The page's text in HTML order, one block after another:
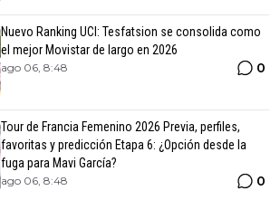
Nuevo Ranking UCI: Tesfatsion se consolida como
el mejor Movistar de largo en 2026
ago 06, 8:48 0
Tour de Francia Femenino 2026 Previa, perfiles,
favoritas y predicción Etapa 6: ¿Opción desde la
fuga para Mavi García?
ago 06, 8:48 0